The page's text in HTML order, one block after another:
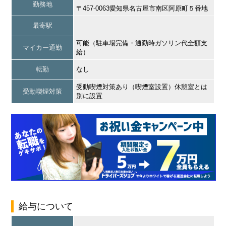
勤務地
〒457-0063愛知県名古屋市南区阿原町５番地
最寄駅
マイカー通勤
可能（駐車場完備・通勤時ガソリン代全額支
給）
転勤 なし
受動喫煙対策
受動喫煙対策あり（喫煙室設置）休憩室とは
別に設置
給与について